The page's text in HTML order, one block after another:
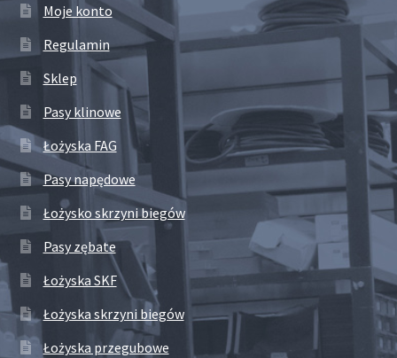
Moje konto
Regulamin
Sklep
Pasy klinowe
Łożyska FAG
Pasy napędowe
Łożysko skrzyni biegów
Pasy zębate
Łożyska SKF
Łożyska skrzyni biegów
Łożyska przegubowe